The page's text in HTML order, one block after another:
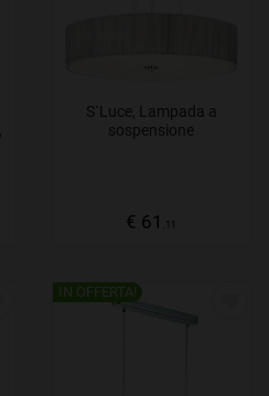
S`Luce, Lampada a
sospensione
€ 61
IN OFFERTA!